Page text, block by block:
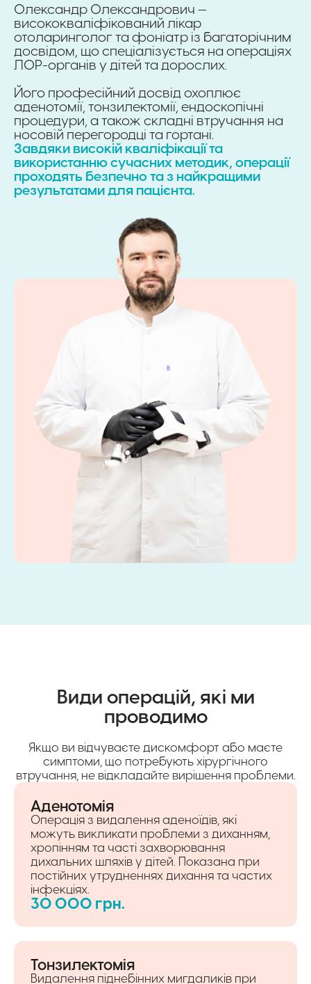
Олександр Олександрович —
висококваліфікований лікар
отоларинголог та фоніатр із багаторічним
досвідом, що спеціалізується на операціях
ЛОР-органів у дітей та дорослих.
Його професійний досвід охоплює
аденотомії, тонзилектомії, ендоскопічні
процедури, а також складні втручання на
носовій перегородці та гортані.
Завдяки високій кваліфікації та
використанню сучасних методик, операції
проходять безпечно та з найкращими
результатами для пацієнта.
Види операцій, які ми
проводимо
Якщо ви відчуваєте дискомфорт або маєте
симптоми, що потребують хірургічного
втручання, не відкладайте вирішення проблеми.
Аденотомія
Операція з видалення аденоїдів, які
можуть викликати проблеми з диханням,
хропінням та часті захворювання
дихальних шляхів у дітей. Показана при
постійних утрудненнях дихання та частих
інфекціях.
30 000 грн.
Тонзилектомія
Видалення піднебінних мигдаликів при